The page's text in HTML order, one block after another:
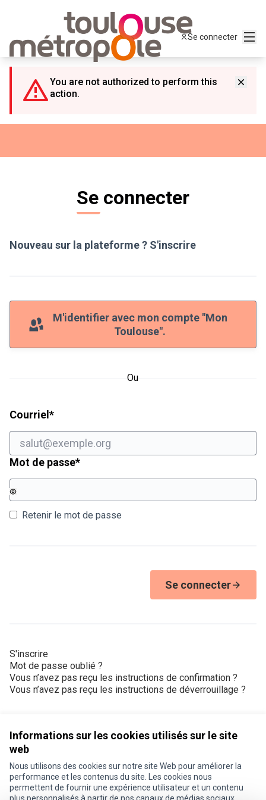
Informations sur les cookies utilisés sur le site
web
Nous utilisons des cookies sur notre site Web pour améliorer la
performance et les contenus du site. Les cookies nous
permettent de fournir une expérience utilisateur et un contenu
Se connecter
You are not authorized to perform this
action.
Se connecter
Nouveau sur la plateforme ? S'inscrire
M'identifier avec mon compte "Mon
Toulouse".
Ou
Courriel *Champ obligatoire
Mot de passe*Champ obligatoire
Retenir le mot de passe
Se connecter
S'inscrire
Mot de passe oublié ?
Vous n’avez pas reçu les instructions de confirmation ?
Vous n’avez pas reçu les instructions de déverrouillage ?
Conditions d'utilisation
Paramètres des cookies
Je participe ! sur X
Je participe ! sur Facebook
Je participe ! sur Instagram